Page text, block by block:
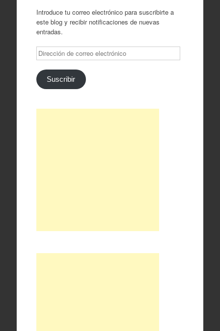
Introduce tu correo electrónico para suscribirte a
este blog y recibir notificaciones de nuevas
entradas.
Dirección
de
correo
electrónico
Suscribir